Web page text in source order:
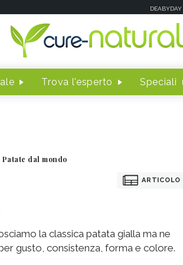
DEABYDAY
Trova l'esperto Speciali
Patate dal mondo
ARTICOLO
la classica patata gialla ma ne
gusto, consistenza, forma e colore.